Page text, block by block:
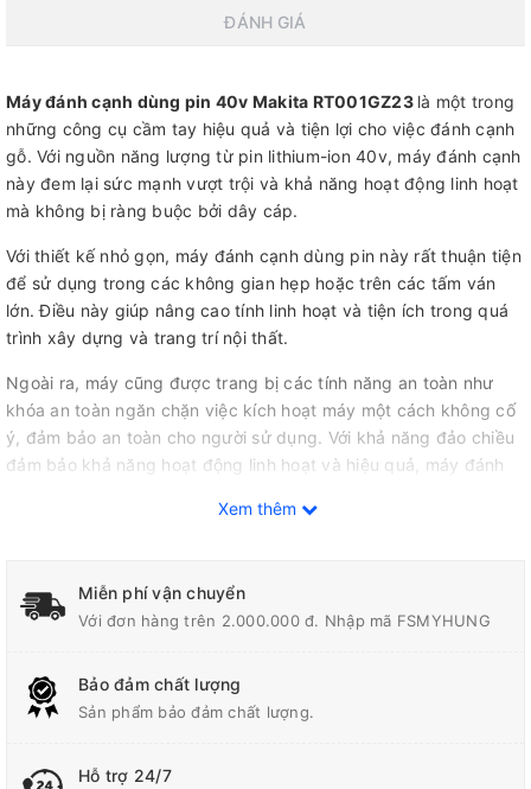
ĐÁNH GIÁ
Máy đánh cạnh dùng pin 40v Makita RT001GZ23 là một trong
những công cụ cầm tay hiệu quả và tiện lợi cho việc đánh cạnh
gỗ. Với nguồn năng lượng từ pin lithium-ion 40v, máy đánh cạnh
này đem lại sức mạnh vượt trội và khả năng hoạt động linh hoạt
mà không bị ràng buộc bởi dây cáp.
Với thiết kế nhỏ gọn, máy đánh cạnh dùng pin này rất thuận tiện
để sử dụng trong các không gian hẹp hoặc trên các tấm ván
lớn. Điều này giúp nâng cao tính linh hoạt và tiện ích trong quá
trình xây dựng và trang trí nội thất.
Ngoài ra, máy cũng được trang bị các tính năng an toàn như
khóa an toàn ngăn chặn việc kích hoạt máy một cách không cố
ý, đảm bảo an toàn cho người sử dụng. Với khả năng đảo chiều
đảm bảo khả năng hoạt động linh hoạt và hiệu quả, máy đánh
người có kinh nghiệm trong ngành công nghiệp gỗ.
Xem thêm
Miễn phí vận chuyển
Với đơn hàng trên 2.000.000 đ. Nhập mã FSMYHUNG
Bảo đảm chất lượng
Sản phẩm bảo đảm chất lượng.
Hỗ trợ 24/7